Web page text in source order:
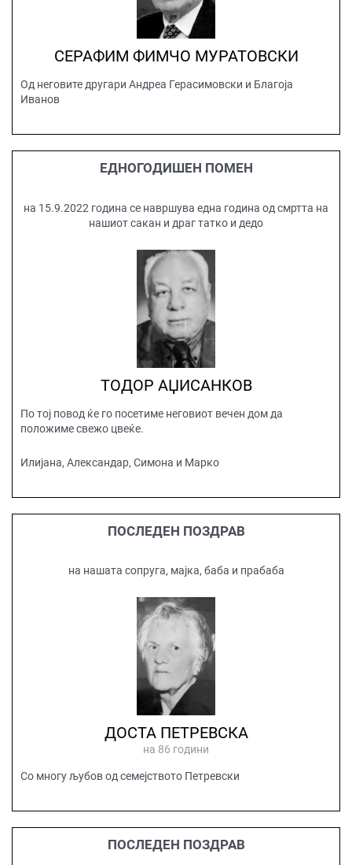
СЕРАФИМ ФИМЧО МУРАТОВСКИ
Од неговите другари Андреа Герасимовски и Благоја
Иванов
ЕДНОГОДИШЕН ПОМЕН
на 15.9.2022 година се навршува една година од смртта на
нашиот сакан и драг татко и дедо
ТОДОР АЏИСАНКОВ
По тој повод ќе го посетиме неговиот вечен дом да
положиме свежо цвеќе.
Илијана, Александар, Симона и Марко
ПОСЛЕДЕН ПОЗДРАВ
на нашата сопруга, мајка, баба и прабаба
ДОСТА ПЕТРЕВСКА
на 86 години
Со многу љубов од семејството Петревски
ПОСЛЕДЕН ПОЗДРАВ